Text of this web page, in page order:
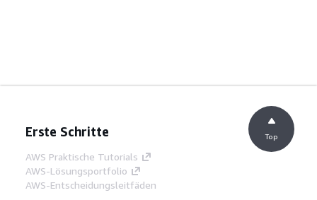
Erste Schritte
AWS Praktische Tutorials
AWS-Lösungsportfolio
AWS-Entscheidungsleitfäden
Top